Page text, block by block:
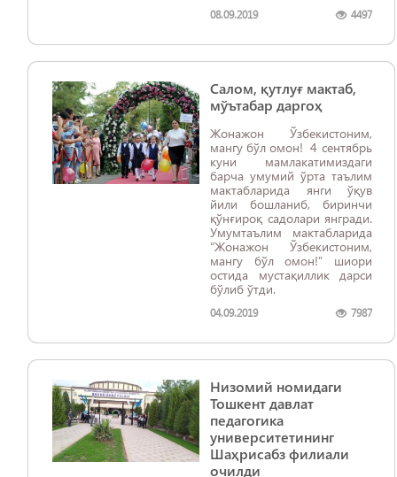
08.09.2019 4497
Салом, қутлуғ мактаб,
мўътабар даргоҳ
Жонажон Ўзбекистоним,
мангу бўл омон! 4 сентябрь
куни мамлакатимиздаги
барча умумий ўрта таълим
мактабларида янги ўқув
йили бошланиб, биринчи
қўнғироқ садолари янгради.
Умумтаълим мактабларида
“Жонажон Ўзбекистоним,
мангу бўл омон!” шиори
остида мустақиллик дарси
бўлиб ўтди.
04.09.2019 7987
Низомий номидаги
Тошкент давлат
педагогика
университетининг
Шаҳрисабз филиали
очилди